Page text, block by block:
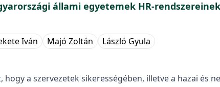
állami egyetemek HR-
Iván Majó Zoltán László Gyula
a szervezetek sikerességében, illetve a hazai és